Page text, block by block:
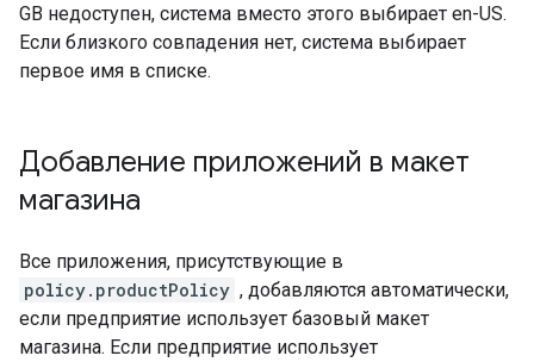
GB недоступен, система вместо этого выбирает en-US.
Если близкого совпадения нет, система выбирает
первое имя в списке.
Добавление приложений в макет
магазина
Все приложения, присутствующие в
policy.productPolicy , добавляются автоматически,
если предприятие использует базовый макет
магазина. Если предприятие использует